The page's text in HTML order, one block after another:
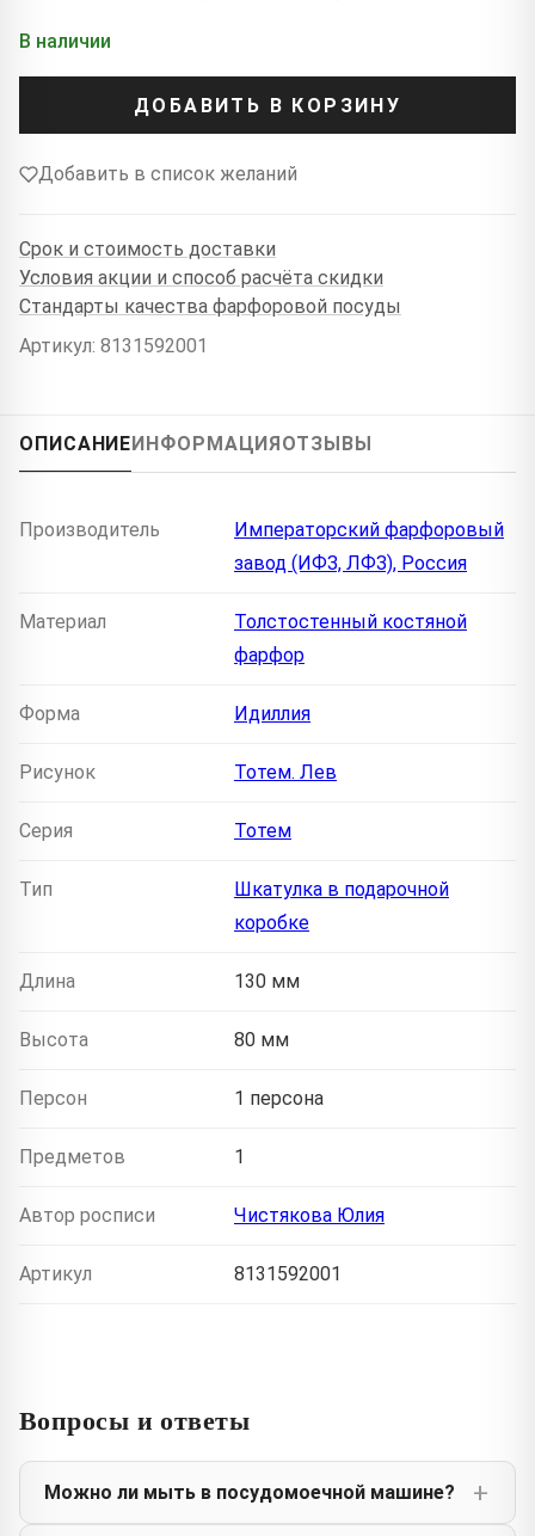
В наличии
ДОБАВИТЬ В КОРЗИНУ
Добавить в список желаний
Срок и стоимость доставки
Условия акции и способ расчёта скидки
Стандарты качества фарфоровой посуды
Артикул: 8131592001
ОПИСАНИЕИНФОРМАЦИЯОТЗЫВЫ
Производитель
Императорский фарфоровый
завод (ИФЗ, ЛФЗ), Россия
Материал
Толстостенный костяной
фарфор
Форма Идиллия
Рисунок Тотем. Лев
Серия Тотем
Тип
Шкатулка в подарочной
коробке
Длина 130 мм
Высота 80 мм
Персон 1 персона
Предметов 1
Автор росписи Чистякова Юлия
Артикул 8131592001
Вопросы и ответы
Можно ли мыть в посудомоечной машине?